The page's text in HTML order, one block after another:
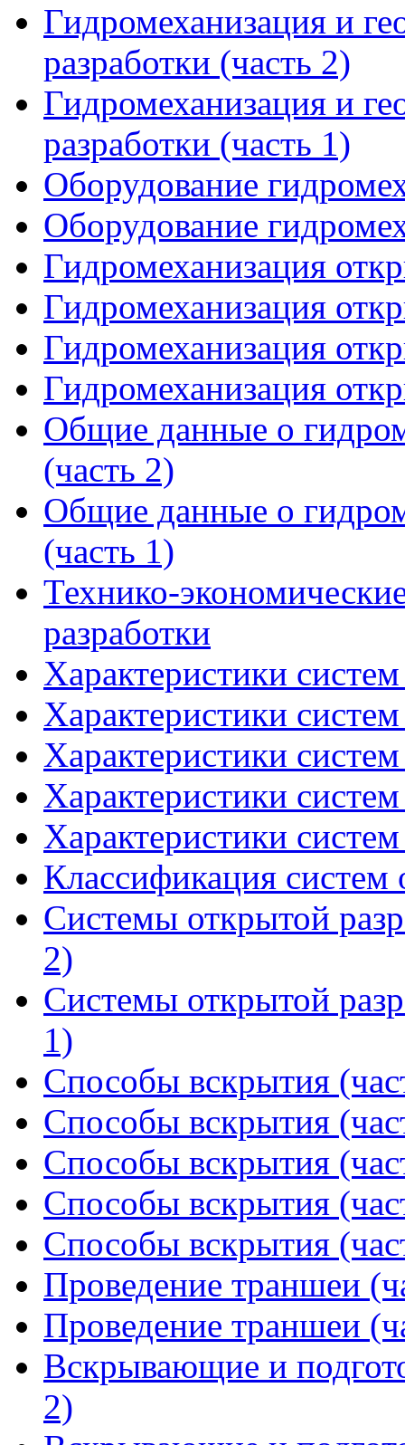
Гидромеханизация и
разработки (часть 2)
Гидромеханизация и
разработки (часть 1)
Оборудование
Оборудование
Гидромеханизация
Гидромеханизация
Гидромеханизация
Гидромеханизация
Общие данные о
(часть 2)
Общие данные о
(часть 1)
Технико-
разработки
Характеристики
Характеристики
Характеристики
Характеристики
Характеристики
Классификация систем
Системы открытой
2)
Системы открытой
1)
Способы вскрытия
Способы вскрытия
Способы вскрытия
Способы вскрытия
Способы вскрытия
Проведение траншеи
Проведение траншеи
Вскрывающие и
2)